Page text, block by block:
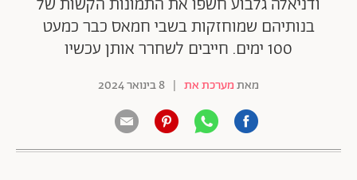
ודניאלה גלבוע חשפו את התמונות הקשות של
בנותיהם שמוחזקות בשבי חמאס כבר כמעט
100 ימים. חייבים לשחרר אותן עכשיו
מאתמערכת את | 8 בינואר 2024